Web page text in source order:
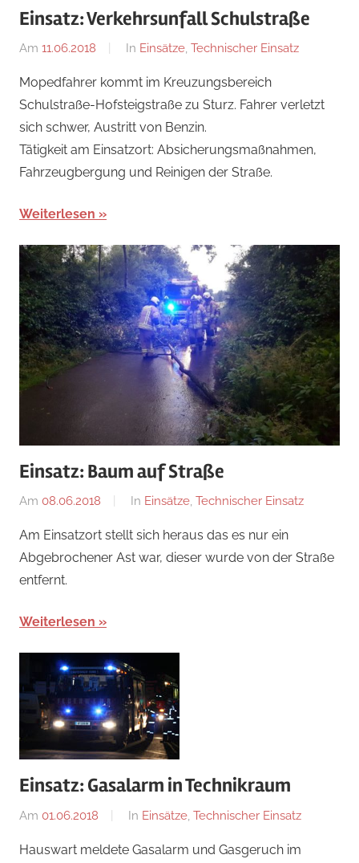
Einsatz: Verkehrsunfall Schulstraße
Am 11.06.2018
Von
In Einsätze, Technischer Einsatz
Mopedfahrer kommt im Kreuzungsbereich
Schulstraße-Hofsteigstraße zu Sturz. Fahrer verletzt
sich schwer, Austritt von Benzin.
Tätigkeit am Einsatzort: Absicherungsmaßnahmen,
Fahrzeugbergung und Reinigen der Straße.
Weiterlesen
Einsatz: Baum auf Straße
Am 08.06.2018
Von
In Einsätze, Technischer Einsatz
Am Einsatzort stellt sich heraus das es nur ein
Abgebrochener Ast war, dieser wurde von der Straße
entfernt.
Weiterlesen
Einsatz: Gasalarm in Technikraum
Am 01.06.2018
Von
In Einsätze Technischer Einsatz
Hauswart meldete Gasalarm und Gasgeruch im